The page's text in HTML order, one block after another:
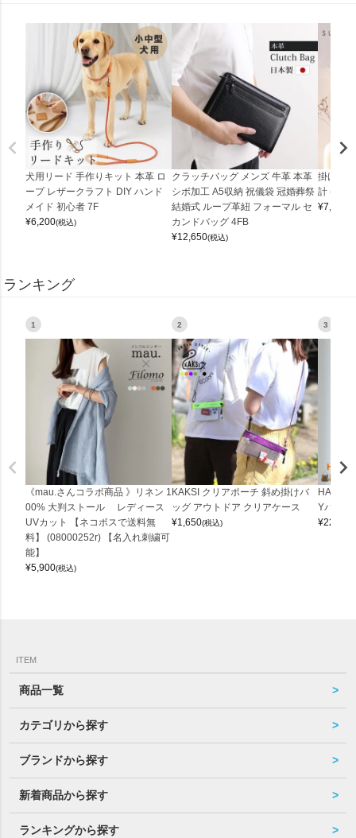
犬用リード 手作りキット 本革 ロ
ープ レザークラフト DIY ハンド
メイド 初心者 7F
¥6,200(税込)
クラッチバッグ メンズ 牛革 本革
シボ加工 A5収納 祝儀袋 冠婚葬祭
結婚式 ループ革紐 フォーマル セ
カンドバッグ 4FB
¥12,650(税込)
掛け時
計
¥7,150
ランキング
1
《mau.さんコラボ商品 》リネン 1
00% 大判ストール レディース
UVカット 【ネコポスで送料無
料】 (08000252r) 【名入れ刺繍可
能】
¥5,900(税込)
2
KAKSI クリアポーチ 斜め掛けバ
ッグ アウトドア クリアケース
¥1,650(税込)
3
Yバッグ
¥22,000
ITEM
商品一覧
カテゴリから探す
ブランドから探す
新着商品から探す
ランキングから探す